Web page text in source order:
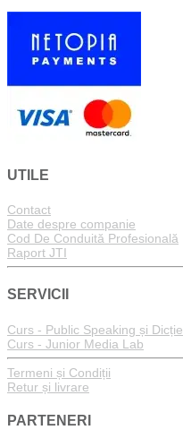
UTILE
Contact
Date despre companie
Cod De Conduită Profesională
Raport JTI
SERVICII
Curs - Public Speaking și Dicție
Curs - Junior Media Lab
Termeni și Condiții
Retur și livrare
PARTENERI